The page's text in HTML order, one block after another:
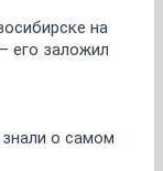
на
его заложил
о самом